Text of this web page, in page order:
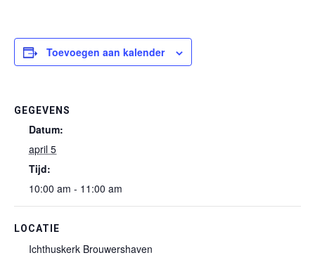
Toevoegen aan kalender
GEGEVENS
Datum:
april 5
Tijd:
10:00 am - 11:00 am
LOCATIE
Ichthuskerk Brouwershaven